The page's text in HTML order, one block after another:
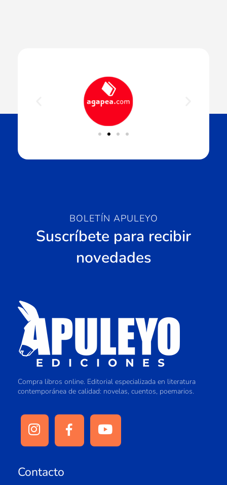
BOLETÍN APULEYO
Suscríbete para recibir
novedades
Compra libros online. Editorial especializada en literatura
contemporánea de calidad: novelas, cuentos, poemarios.
Contacto